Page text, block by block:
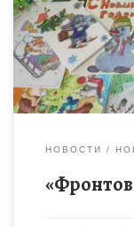
проводится
открытка»,
НОВОСТИ